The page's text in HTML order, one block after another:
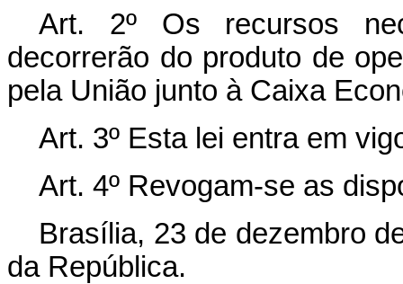
Art. 2º Os recursos
decorrerão do produto de
pela União junto à Caixa
Art. 3º Esta lei entra em
Art. 4º Revogam-se as
Brasília, 23 de dezembro
da República.